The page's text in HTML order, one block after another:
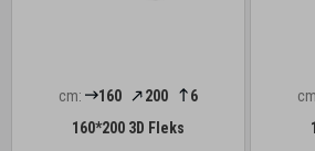
cm: 160 200
6
160*200 3D Fleks